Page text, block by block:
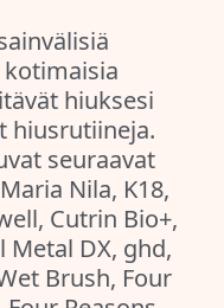
hiuksesi
hiusrutiineja.
seuraavat
Nila, K18,
Cutrin Bio+,
Metal DX, ghd,
Brush, Four